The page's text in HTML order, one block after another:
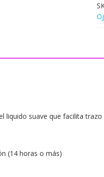
liquido suave que facilita
(14 horas o más)